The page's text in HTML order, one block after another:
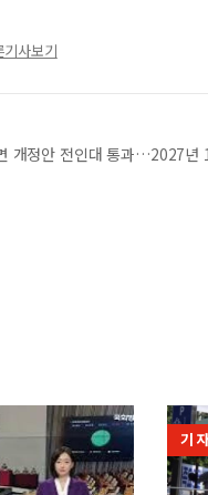
기사보기
개정안 전인대 통과…2027년
기